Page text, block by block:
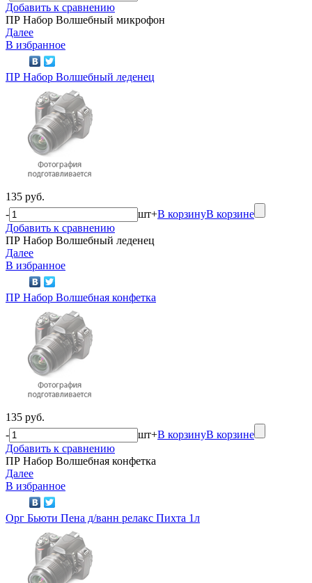
Добавить к сравнению
ПР Набор Волшебный микрофон
Далее
В избранное
ПР Набор Волшебный леденец
135 руб.
-
шт+В корзинуВ корзине
Добавить к сравнению
ПР Набор Волшебный леденец
Далее
В избранное
ПР Набор Волшебная конфетка
135 руб.
-
шт+В корзинуВ корзине
Добавить к сравнению
ПР Набор Волшебная конфетка
Далее
В избранное
Орг Бьюти Пена д/ванн релакс Пихта 1л